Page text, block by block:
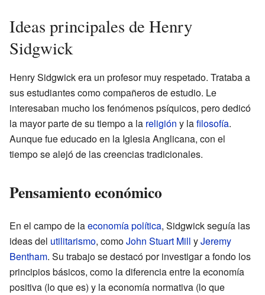
Ideas principales de Henry
Sidgwick
Henry Sidgwick era un profesor muy respetado. Trataba a
sus estudiantes como compañeros de estudio. Le
interesaban mucho los fenómenos psíquicos, pero dedicó
la mayor parte de su tiempo a la religión y lafilosofía.
Aunque fue educado en la Iglesia Anglicana, con el
tiempo se alejó de las creencias tradicionales.
Pensamiento económico
En el campo de laeconomía política, Sidgwick seguía las
ideas del utilitarismo, comoJohn Stuart Mill yJeremy
Bentham. Su trabajo se destacó por investigar a fondo los
principios básicos, como la diferencia entre la economía
positiva (lo que es) y la economía normativa (lo que